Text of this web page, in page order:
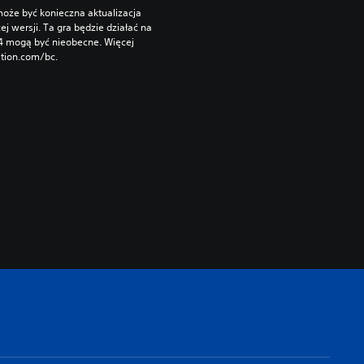
być konieczna aktualizacja
wersji. Ta gra będzie działać na
mogą być nieobecne. Więcej
bc.